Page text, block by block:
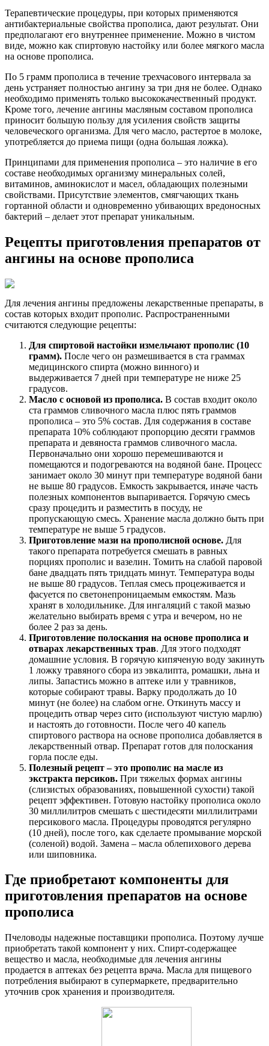
Терапевтические процедуры, при которых применяются
антибактериальные свойства прополиса, дают результат. Они
предполагают его внутреннее применение. Можно в чистом
виде, можно как спиртовую настойку или более мягкого масла
на основе прополиса.
По 5 грамм прополиса в течение трехчасового интервала за
день устраняет полностью ангину за три дня не более. Однако
необходимо применять только высококачественный продукт.
Кроме того, лечение ангины масляным составом прополиса
приносит большую пользу для усиления свойств защиты
человеческого организма. Для чего масло, растертое в молоке,
употребляется до приема пищи (одна большая ложка).
Принципами для применения прополиса – это наличие в его
составе необходимых организму минеральных солей,
витаминов, аминокислот и масел, обладающих полезными
свойствами. Присутствие элементов, смягчающих ткань
гортанной области и одновременно убивающих вредоносных
бактерий – делает этот препарат уникальным.
Рецепты приготовления препаратов от
ангины на основе прополиса
Для лечения ангины предложены лекарственные препараты, в
состав которых входит прополис. Распространенными
считаются следующие рецепты:
Для спиртовой настойки измельчают прополис (10
грамм). После чего он размешивается в ста граммах
медицинского спирта (можно винного) и
выдерживается 7 дней при температуре не ниже 25
градусов.
Масло с основой из прополиса. В состав входит около
ста граммов сливочного масла плюс пять граммов
прополиса – это 5% состав. Для содержания в составе
препарата 10% соблюдают пропорцию десяти граммов
препарата и девяноста граммов сливочного масла.
Первоначально они хорошо перемешиваются и
помещаются и подогреваются на водяной бане. Процесс
занимает около 30 минут при температуре водяной бани
не выше 80 градусов. Емкость закрывается, иначе часть
полезных компонентов выпаривается. Горячую смесь
сразу процедить и разместить в посуду, не
пропускающую смесь. Хранение масла должно быть при
температуре не выше 5 градусов.
Приготовление мази на прополисной основе. Для
такого препарата потребуется смешать в равных
порциях прополис и вазелин. Томить на слабой паровой
бане двадцать пять тридцать минут. Температура воды
не выше 80 градусов. Теплая смесь процеживается и
фасуется по светонепроницаемым емкостям. Мазь
хранят в холодильнике. Для ингаляций с такой мазью
желательно выбирать время с утра и вечером, но не
более 2 раз за день.
Приготовление полоскания на основе прополиса и
отварах лекарственных трав. Для этого подходят
домашние условия. В горячую кипяченую воду закинуть
1 ложку травяного сбора из эвкалипта, ромашки, льна и
липы. Запастись можно в аптеке или у травников,
которые собирают травы. Варку продолжать до 10
минут (не более) на слабом огне. Откинуть массу и
процедить отвар через сито (используют чистую марлю)
и настоять до готовности. После чего 40 капель
спиртового раствора на основе прополиса добавляется в
лекарственный отвар. Препарат готов для полоскания
горла после еды.
Полезный рецепт – это прополис на масле из
экстракта персиков. При тяжелых формах ангины
(слизистых образованиях, повышенной сухости) такой
рецепт эффективен. Готовую настойку прополиса около
30 миллилитров смешать с шестидесяти миллилитрами
персикового масла. Процедуры проводятся регулярно
(10 дней), после того, как сделаете промывание морской
(соленой) водой. Замена – масла облепихового дерева
или шиповника.
Где приобретают компоненты для
приготовления препаратов на основе
прополиса
Пчеловоды надежные поставщики прополиса. Поэтому лучше
приобретать такой компонент у них. Спирт-содержащее
вещество и масла, необходимые для лечения ангины
продается в аптеках без рецепта врача. Масла для пищевого
потребления выбирают в супермаркете, предварительно
уточнив срок хранения и производителя.